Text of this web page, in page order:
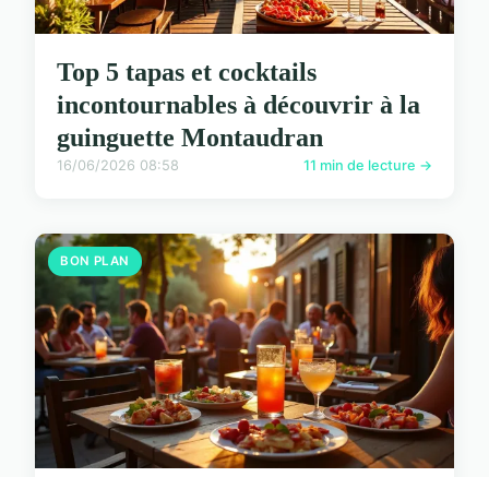
Top 5 tapas et cocktails
incontournables à découvrir à la
guinguette Montaudran
16/06/2026 08:58 11 min de lecture →
BON PLAN